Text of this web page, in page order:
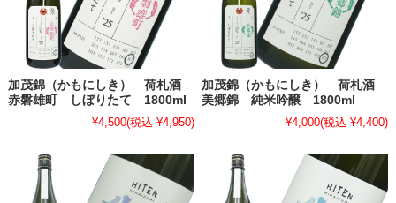
加茂錦（かもにしき） 荷札酒
赤磐雄町 しぼりたて 1800ml
¥4,500(税込 ¥4,950)
加茂錦（かもにしき） 荷札酒
美郷錦 純米吟醸 1800ml
¥4,000(税込 ¥4,400)